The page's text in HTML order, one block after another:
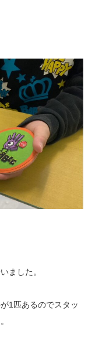
ました。
1匹あるのでスタッ